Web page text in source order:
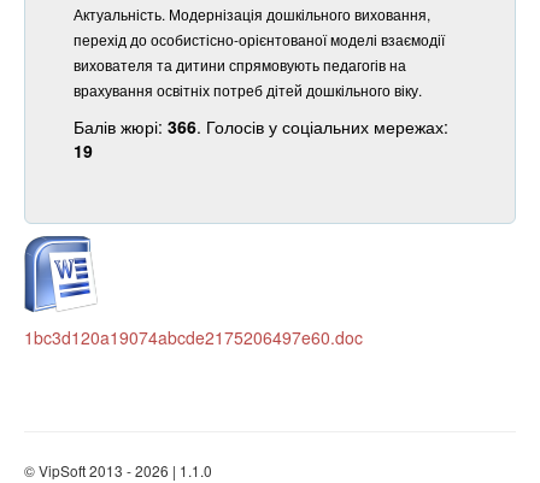
Актуальність. Модернізація дошкільного виховання,
перехід до особистісно-орієнтованої моделі взаємодії
вихователя та дитини спрямовують педагогів на
врахування освітніх потреб дітей дошкільного віку.
Балів жюрі: 366. Голосів у соціальних мережах:
19
1bc3d120a19074abcde2175206497e60.doc
© VipSoft 2013 - 2026 | 1.1.0